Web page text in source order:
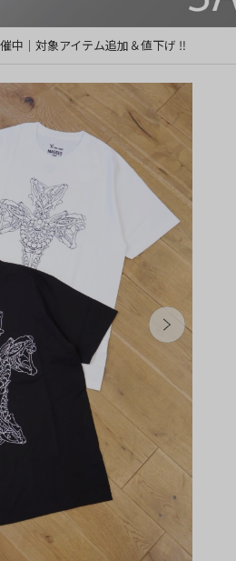
中｜対象アイテム追加＆値下げ ‼